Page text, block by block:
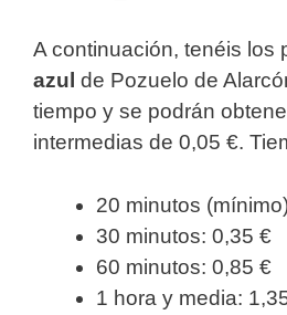
A continuación, tenéis los
azul de Pozuelo de
tiempo y se podrán
intermedias de 0,05 €.
20 minutos
30 minutos: 0,35 €
60 minutos: 0,85 €
1 hora y media: